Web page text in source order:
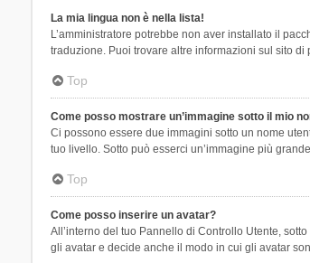
La mia lingua non è nella lista!
L’amministratore potrebbe non aver installato il
traduzione. Puoi trovare altre informazioni sul sito
Top
Come posso mostrare un’immagine sotto il mio
Ci possono essere due immagini sotto un nome
tuo livello. Sotto può esserci un’immagine più
Top
Come posso inserire un avatar?
All’interno del tuo Pannello di Controllo Utente,
gli avatar e decide anche il modo in cui gli avatar